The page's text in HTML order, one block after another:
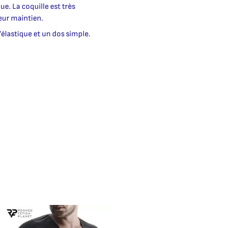
La coquille est très
maintien.
et un dos simple.